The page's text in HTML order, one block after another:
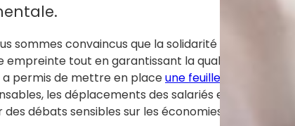
sommes convaincus que la solidarité entre
tout en garantissant la qualité de vie des
permis de mettre en placeune feuille de route
les déplacements des salariés et des
débats sensibles sur les économies d’énergie